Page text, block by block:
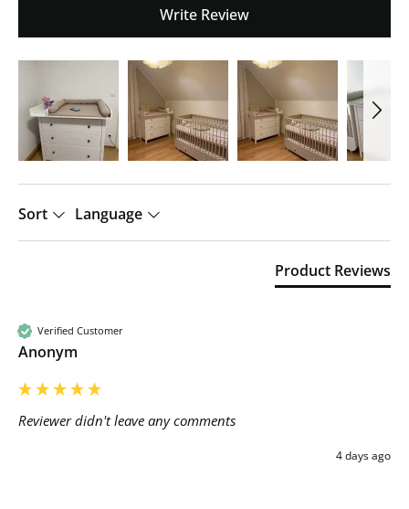
Write Review
Sort Language
Product Reviews
Verified Customer
Anonym
Reviewer didn't leave any comments
4 days ago